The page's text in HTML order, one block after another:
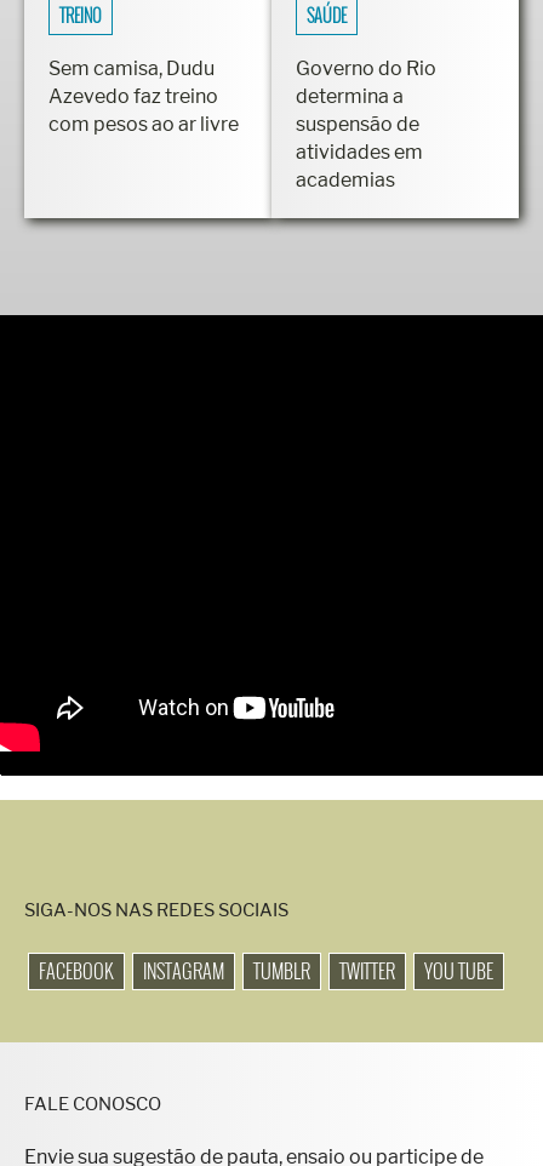
TREINO
Sem camisa, Dudu
Azevedo faz treino
com pesos ao ar livre
SAÚDE
Governo do Rio
determina a
suspensão de
atividades em
academias
SIGA-NOS NAS REDES SOCIAIS
FACEBOOK INSTAGRAM TUMBLR TWITTER YOU TUBE
FALE CONOSCO
Envie sua sugestão de pauta, ensaio ou participe de